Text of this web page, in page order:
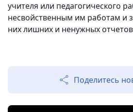
учителя или педагогического
несвойственным им работам и
них лишних и ненужных
Поделитесь